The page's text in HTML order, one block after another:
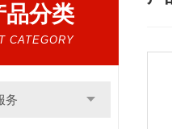
品分类
CATEGORY
务